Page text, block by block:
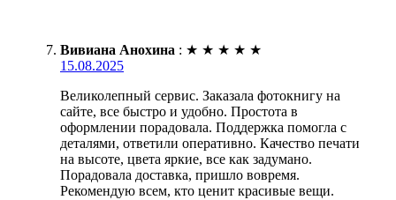
Вивиана Анохина : ★ ★ ★ ★ ★
15.08.2025
Великолепный сервис. Заказала фотокнигу на
сайте, все быстро и удобно. Простота в
оформлении порадовала. Поддержка помогла с
деталями, ответили оперативно. Качество печати
на высоте, цвета яркие, все как задумано.
Порадовала доставка, пришло вовремя.
Рекомендую всем, кто ценит красивые вещи.